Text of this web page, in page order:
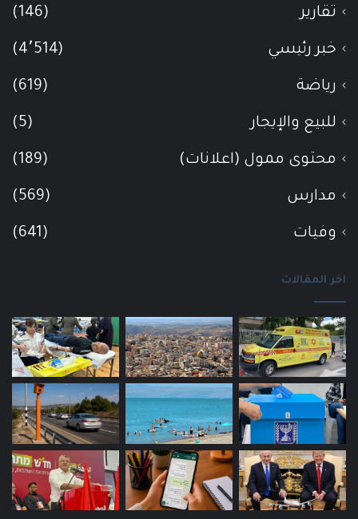
تقارير (146)
خبر رئيسي (4٬514)
رياضة (619)
للبيع والإيجار (5)
محتوى ممول (اعلانات) (189)
مدارس (569)
وفيات (641)
اخر المقالات